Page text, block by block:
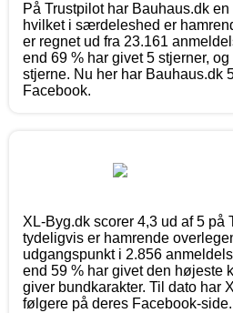
På Trustpilot har Bauhaus.dk
hvilket i særdeleshed er
er regnet ud fra 23.161
end 69 % har givet 5 stjerner,
stjerne. Nu her har Bauhaus.dk
Facebook.
XL-Byg.dk scorer 4,3 ud af 5 på
tydeligvis er hamrende
udgangspunkt i 2.856
end 59 % har givet den højeste
giver bundkarakter. Til dato har
følgere på deres Facebook-side.